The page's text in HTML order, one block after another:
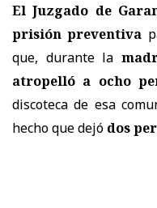
El Juzgado de
prisión preventiva
que, durante la
atropelló a ocho
discoteca de esa
hecho que dejó dos